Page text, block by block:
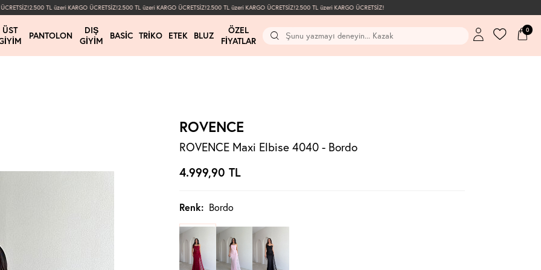
2.500 TL üzeri KARGO ÜCRETSİZ!2.500 TL üzeri KARGO ÜCRETSİZ!2.500 TL üzeri KARGO ÜCRETSİZ!2.500 TL üzeri KARGO ÜCRETSİZ!
ÜST
PANTOLON
DIŞ
GIYIM
BASIC TRIKO ETEK BLUZ
ÖZEL
FIYATLAR
0
ROVENCE
ROVENCE Maxi Elbise 4040 - Bordo
4.999,90 TL
Renk: Bordo